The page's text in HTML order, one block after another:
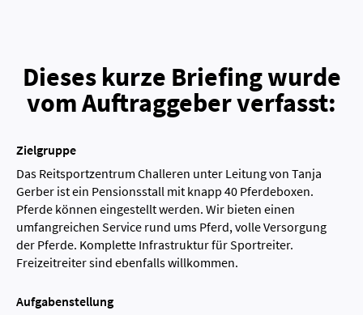
Dieses kurze Briefing wurde
vom Auftraggeber verfasst:
Zielgruppe
Das Reitsportzentrum Challeren unter Leitung von Tanja
Gerber ist ein Pensionsstall mit knapp 40 Pferdeboxen.
Pferde können eingestellt werden. Wir bieten einen
umfangreichen Service rund ums Pferd, volle Versorgung
der Pferde. Komplette Infrastruktur für Sportreiter.
Freizeitreiter sind ebenfalls willkommen.
Aufgabenstellung